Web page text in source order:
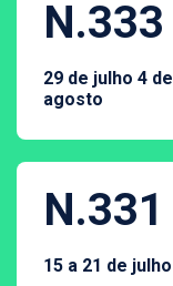
N.333
29 de julho 4 de
agosto
N.331
15 a 21 de julho